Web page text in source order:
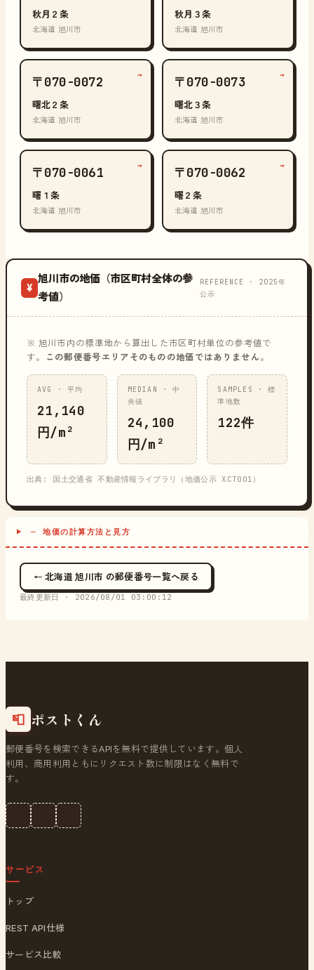
秋月２条
北海道 旭川市
秋月３条
北海道 旭川市
〒070-0072
曙北２条
北海道 旭川市
→ 〒070-0073
曙北３条
北海道 旭川市
→
〒070-0061
曙１条
北海道 旭川市
→ 〒070-0062
曙２条
北海道 旭川市
→
¥
旭川市の地価（市区町村全体の参
考値）
REFERENCE · 2025年
公示
※ 旭川市内の標準地から算出した市区町村単位の参考値で
す。
この郵便番号エリアそのものの地価ではありません。
AVG · 平均
21,140
円/m²
MEDIAN · 中
央値
24,100
円/m²
SAMPLES · 標
準地数
122件
出典: 国土交通省 不動産情報ライブラリ（地価公示 XCT001）
─ 地価の計算方法と見方
← 北海道 旭川市 の郵便番号一覧へ戻る
最終更新日 · 2026/08/01 03:00:12
📮 ポストくん
郵便番号を検索できるAPIを無料で提供しています。個人
利用、商用利用ともにリクエスト数に制限はなく無料で
す。
サービス
トップ
REST API仕様
サービス比較